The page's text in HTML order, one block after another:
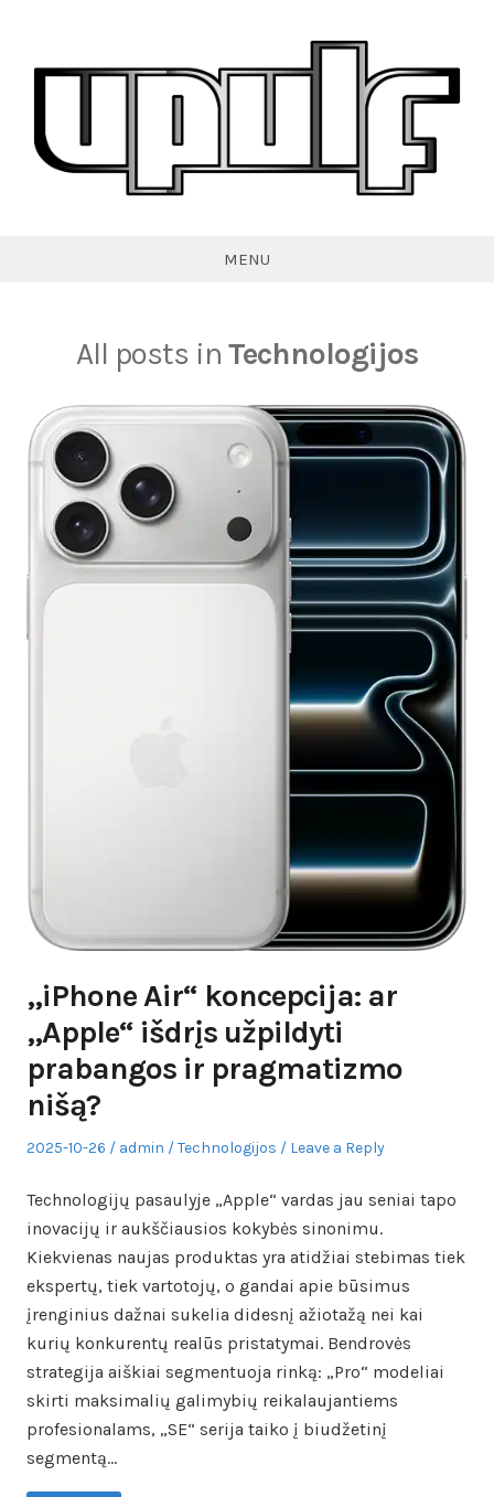
content
MENU
All posts in Technologijos
„iPhone Air“ koncepcija: ar
„Apple“ išdrįs užpildyti
prabangos ir pragmatizmo
nišą?
Posted
2025-10-26 Author
admin
Posted
Technologijos Leave a Reply
Technologijų pasaulyje „Apple“ vardas jau seniai tapo
inovacijų ir aukščiausios kokybės sinonimu.
Kiekvienas naujas produktas yra atidžiai stebimas tiek
ekspertų, tiek vartotojų, o gandai apie būsimus
įrenginius dažnai sukelia didesnį ažiotažą nei kai
kurių konkurentų realūs pristatymai. Bendrovės
strategija aiškiai segmentuoja rinką: „Pro“ modeliai
skirti maksimalių galimybių reikalaujantiems
profesionalams, „SE“ serija taiko į biudžetinį
segmentą…